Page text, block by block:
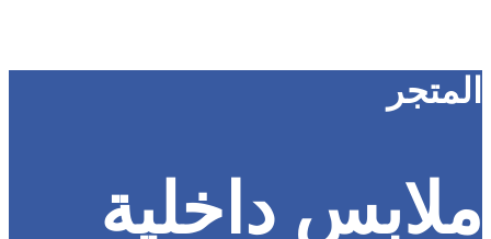
المتجر
ملابس داخلية